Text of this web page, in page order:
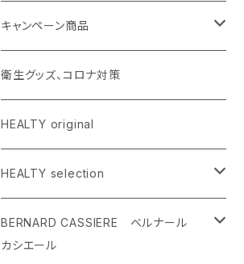
キャンペーン商品
スキンケア
ボディケア
インナービューティー
衛生グッズ、コロナ対策
HEALTY original
HEALTY selection
スキンケア
BERNARD CASSIERE ベルナール
カシエール